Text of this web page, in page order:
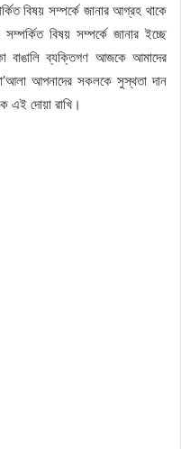
বিষয় সম্পর্কে জানার আগ্রহ থাকে
বিষয় সম্পর্কে জানার ইচ্ছে
বাঙালি ব্যক্তিগণ আজকে আমাদের
আপনাদের সকলকে সুস্থতা দান
এই দোয়া রাখি।